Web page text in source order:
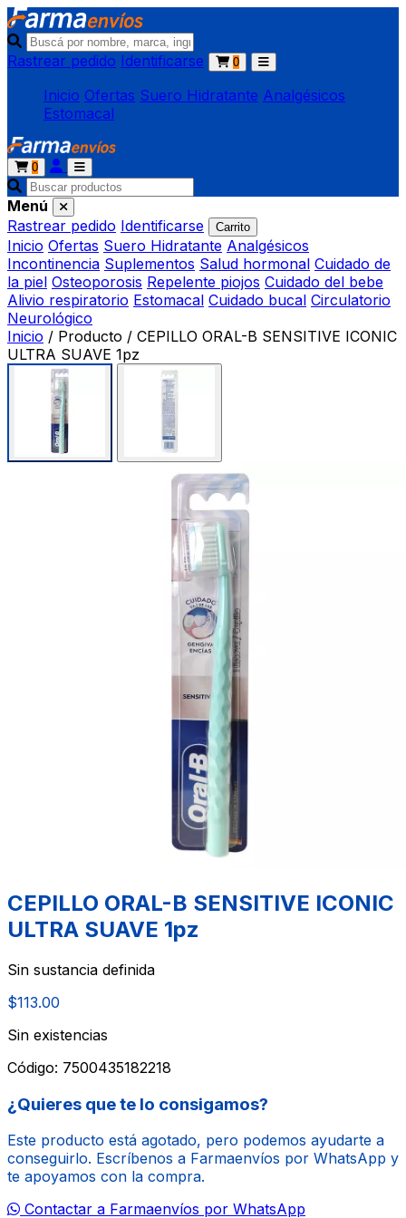
Rastrear pedido Identificarse 0
Inicio Ofertas Suero Hidratante Analgésicos
Estomacal
0
Menú
Rastrear pedido Identificarse Carrito
Inicio Ofertas Suero Hidratante Analgésicos
Incontinencia Suplementos Salud hormonal Cuidado de
la piel Osteoporosis Repelente piojos Cuidado del bebe
Alivio respiratorio Estomacal Cuidado bucal Circulatorio
Neurológico
Inicio / Producto / CEPILLO ORAL-B SENSITIVE ICONIC
ULTRA SUAVE 1pz
CEPILLO ORAL-B SENSITIVE ICONIC
ULTRA SUAVE 1pz
Sin sustancia definida
$113.00
Sin existencias
Código: 7500435182218
¿Quieres que te lo consigamos?
Este producto está agotado, pero podemos ayudarte a
conseguirlo. Escríbenos a Farmaenvíos por WhatsApp y
te apoyamos con la compra.
Contactar a Farmaenvíos por WhatsApp